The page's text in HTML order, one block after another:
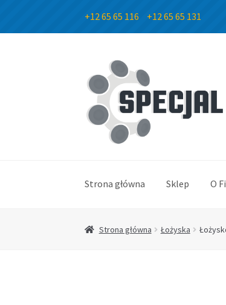
+12 65 65 116 +12 65 65 131
Przejdź
do
nawigacji
Przejdź
do
treści
Strona główna Sklep O
Strona główna Łożyska